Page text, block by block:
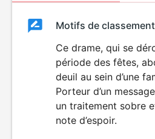
ClassementClassement
Motifs de classement
Ce drame, qui se
période des fêtes,
deuil au sein d’une
Porteur d’un
un traitement sobre
note d’espoir.